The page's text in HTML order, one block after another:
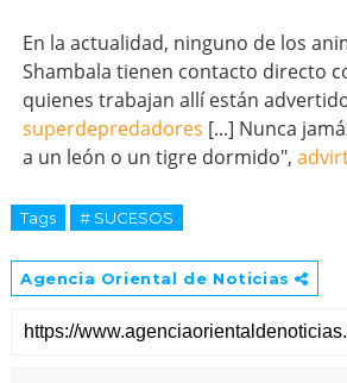
En la actualidad, ninguno de los
Shambala tienen contacto directo
quienes trabajan allí están
superdepredadores [...] Nunca
a un león o un tigre dormido",
Tags # SUCESOS
Agencia Oriental de Noticias